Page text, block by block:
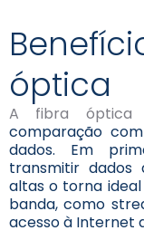
óptica
A fibra óptica
comparação
dados. Em
transmitir dados
altas o torna
banda, como
acesso à Internet